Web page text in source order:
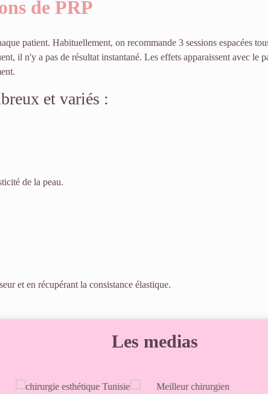
de PRP
patient. Habituellement, on recommande 3 sessions espacées
il n'y a pas de résultat instantané. Les effets apparaissent avec le
et variés :
de la peau.
et en récupérant la consistance élastique.
Les medias